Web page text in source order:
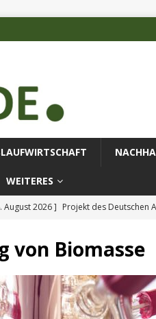
WEITERES
August 2026 ] Projekt des Deutschen
August 2026 ]
Waldstress:
von Biomasse